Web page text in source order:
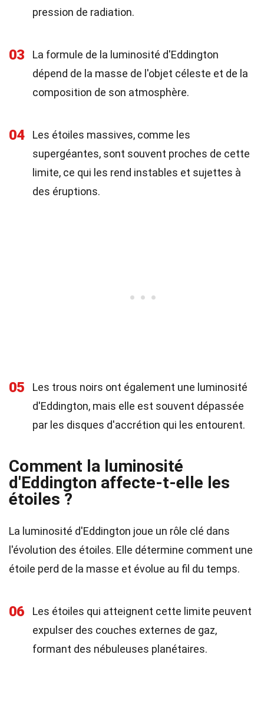
pression de radiation.
03
La formule de la luminosité d'Eddington
dépend de la masse de l'objet céleste et de la
composition de son atmosphère.
04
Les étoiles massives, comme les
supergéantes, sont souvent proches de cette
limite, ce qui les rend instables et sujettes à
des éruptions.
05
Les trous noirs ont également une luminosité
d'Eddington, mais elle est souvent dépassée
par les disques d'accrétion qui les entourent.
Comment la luminosité
d'Eddington affecte-t-elle les
étoiles ?
La luminosité d'Eddington joue un rôle clé dans
l'évolution des étoiles. Elle détermine comment une
étoile perd de la masse et évolue au fil du temps.
06
Les étoiles qui atteignent cette limite peuvent
expulser des couches externes de gaz,
formant des nébuleuses planétaires.